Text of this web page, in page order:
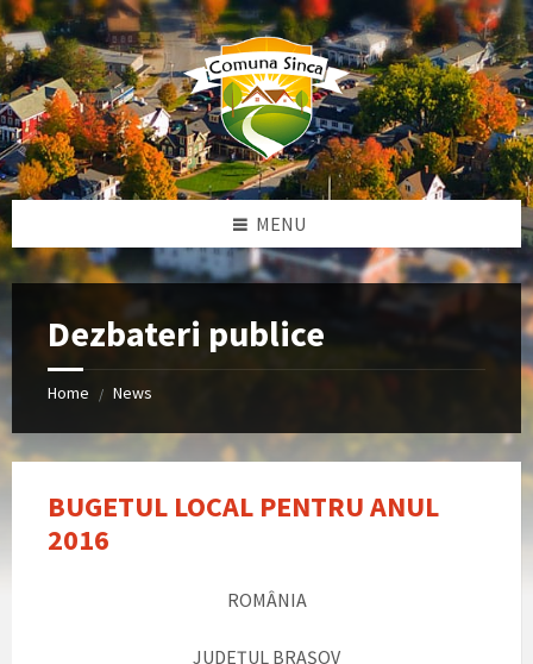
Skip
to
content
Skip
to
left
sidebar
Skip
to
footer
MENU
Dezbateri publice
Home / News
BUGETUL LOCAL PENTRU ANUL
2016
ROMÂNIA
JUDEŢUL BRAŞOV